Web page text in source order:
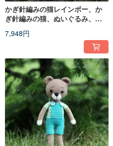
かぎ針編みの猫レインボー、か
ぎ針編みの猫、ぬいぐるみ、ニ
7,948円